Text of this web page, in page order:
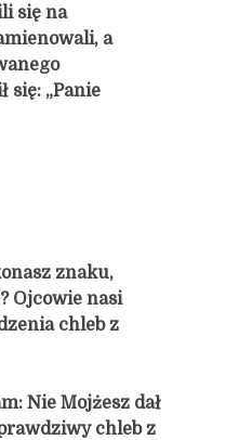
się na
a
się: „Panie
znaku,
Ojcowie nasi
chleb z
Nie Mojżesz dał
chleb z